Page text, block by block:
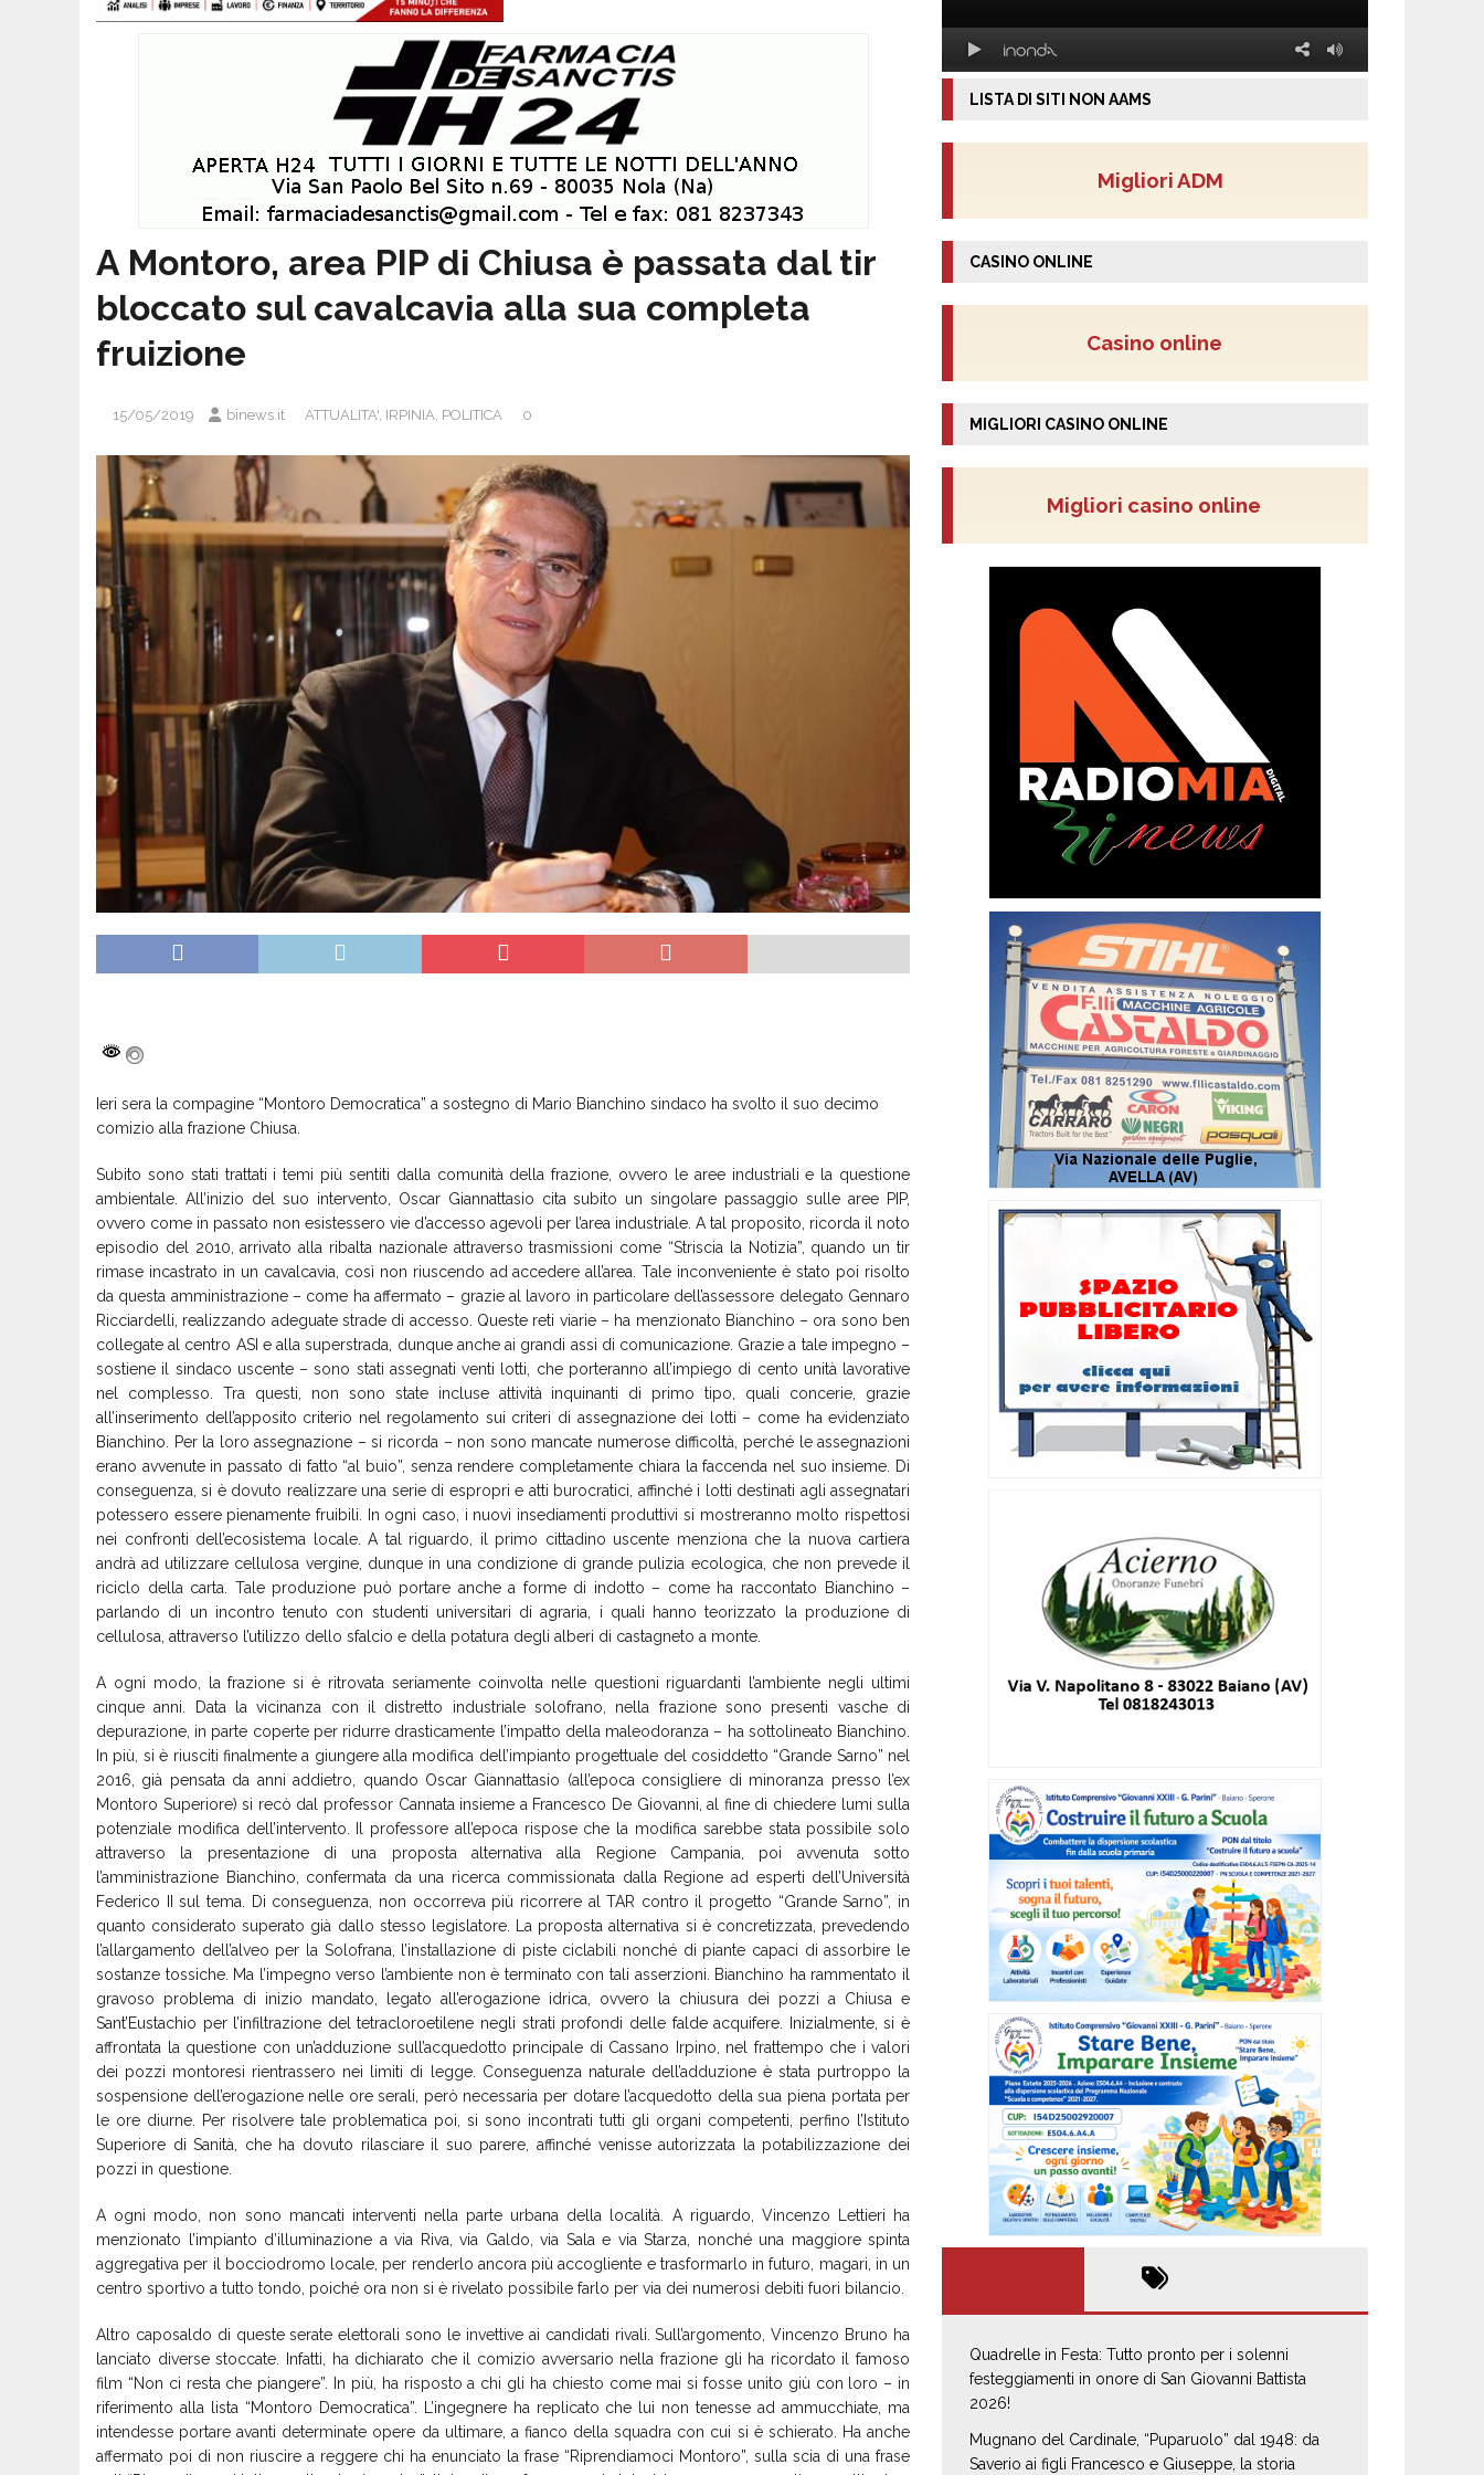
A Montoro, area PIP di Chiusa è passata dal tir
bloccato sul cavalcavia alla sua completa
fruizione
15/05/2019 binews.it ATTUALITA', IRPINIA, POLITICA 0
Ieri sera la compagine “Montoro Democratica” a sostegno di Mario Bianchino sindaco ha svolto il suo decimo
comizio alla frazione Chiusa.
Subito sono stati trattati i temi più sentiti dalla comunità della frazione, ovvero le aree industriali e la questione
ambientale. All’inizio del suo intervento, Oscar Giannattasio cita subito un singolare passaggio sulle aree PIP,
ovvero come in passato non esistessero vie d’accesso agevoli per l’area industriale. A tal proposito, ricorda il noto
episodio del 2010, arrivato alla ribalta nazionale attraverso trasmissioni come “Striscia la Notizia”, quando un tir
rimase incastrato in un cavalcavia, così non riuscendo ad accedere all’area. Tale inconveniente è stato poi risolto
da questa amministrazione – come ha affermato – grazie al lavoro in particolare dell’assessore delegato Gennaro
Ricciardelli, realizzando adeguate strade di accesso. Queste reti viarie – ha menzionato Bianchino – ora sono ben
collegate al centro ASI e alla superstrada, dunque anche ai grandi assi di comunicazione. Grazie a tale impegno –
sostiene il sindaco uscente – sono stati assegnati venti lotti, che porteranno all’impiego di cento unità lavorative
nel complesso. Tra questi, non sono state incluse attività inquinanti di primo tipo, quali concerie, grazie
all’inserimento dell’apposito criterio nel regolamento sui criteri di assegnazione dei lotti – come ha evidenziato
Bianchino. Per la loro assegnazione – si ricorda – non sono mancate numerose difficoltà, perché le assegnazioni
erano avvenute in passato di fatto “al buio”, senza rendere completamente chiara la faccenda nel suo insieme. Di
conseguenza, si è dovuto realizzare una serie di espropri e atti burocratici, affinché i lotti destinati agli assegnatari
potessero essere pienamente fruibili. In ogni caso, i nuovi insediamenti produttivi si mostreranno molto rispettosi
nei confronti dell’ecosistema locale. A tal riguardo, il primo cittadino uscente menziona che la nuova cartiera
andrà ad utilizzare cellulosa vergine, dunque in una condizione di grande pulizia ecologica, che non prevede il
riciclo della carta. Tale produzione può portare anche a forme di indotto – come ha raccontato Bianchino –
parlando di un incontro tenuto con studenti universitari di agraria, i quali hanno teorizzato la produzione di
cellulosa, attraverso l’utilizzo dello sfalcio e della potatura degli alberi di castagneto a monte.
A ogni modo, la frazione si è ritrovata seriamente coinvolta nelle questioni riguardanti l’ambiente negli ultimi
cinque anni. Data la vicinanza con il distretto industriale solofrano, nella frazione sono presenti vasche di
depurazione, in parte coperte per ridurre drasticamente l’impatto della maleodoranza – ha sottolineato Bianchino.
In più, si è riusciti finalmente a giungere alla modifica dell’impianto progettuale del cosiddetto “Grande Sarno” nel
2016, già pensata da anni addietro, quando Oscar Giannattasio (all’epoca consigliere di minoranza presso l’ex
Montoro Superiore) si recò dal professor Cannata insieme a Francesco De Giovanni, al fine di chiedere lumi sulla
potenziale modifica dell’intervento. Il professore all’epoca rispose che la modifica sarebbe stata possibile solo
attraverso la presentazione di una proposta alternativa alla Regione Campania, poi avvenuta sotto
l’amministrazione Bianchino, confermata da una ricerca commissionata dalla Regione ad esperti dell’Università
Federico II sul tema. Di conseguenza, non occorreva più ricorrere al TAR contro il progetto “Grande Sarno”, in
quanto considerato superato già dallo stesso legislatore. La proposta alternativa si è concretizzata, prevedendo
l’allargamento dell’alveo per la Solofrana, l’installazione di piste ciclabili nonché di piante capaci di assorbire le
sostanze tossiche. Ma l’impegno verso l’ambiente non è terminato con tali asserzioni. Bianchino ha rammentato il
gravoso problema di inizio mandato, legato all’erogazione idrica, ovvero la chiusura dei pozzi a Chiusa e
Sant’Eustachio per l’infiltrazione del tetracloroetilene negli strati profondi delle falde acquifere. Inizialmente, si è
affrontata la questione con un’adduzione sull’acquedotto principale di Cassano Irpino, nel frattempo che i valori
dei pozzi montoresi rientrassero nei limiti di legge. Conseguenza naturale dell’adduzione è stata purtroppo la
sospensione dell’erogazione nelle ore serali, però necessaria per dotare l’acquedotto della sua piena portata per
le ore diurne. Per risolvere tale problematica poi, si sono incontrati tutti gli organi competenti, perfino l’Istituto
Superiore di Sanità, che ha dovuto rilasciare il suo parere, affinché venisse autorizzata la potabilizzazione dei
pozzi in questione.
A ogni modo, non sono mancati interventi nella parte urbana della località. A riguardo, Vincenzo Lettieri ha
menzionato l’impianto d’illuminazione a via Riva, via Galdo, via Sala e via Starza, nonché una maggiore spinta
aggregativa per il bocciodromo locale, per renderlo ancora più accogliente e trasformarlo in futuro, magari, in un
centro sportivo a tutto tondo, poiché ora non si è rivelato possibile farlo per via dei numerosi debiti fuori bilancio.
Altro caposaldo di queste serate elettorali sono le invettive ai candidati rivali. Sull’argomento, Vincenzo Bruno ha
lanciato diverse stoccate. Infatti, ha dichiarato che il comizio avversario nella frazione gli ha ricordato il famoso
film “Non ci resta che piangere”. In più, ha risposto a chi gli ha chiesto come mai si fosse unito giù con loro – in
riferimento alla lista “Montoro Democratica”. L’ingegnere ha replicato che lui non tenesse ad ammucchiate, ma
intendesse portare avanti determinate opere da ultimare, a fianco della squadra con cui si è schierato. Ha anche
affermato poi di non riuscire a reggere chi ha enunciato la frase “Riprendiamoci Montoro”, sulla scia di una frase
LISTA DI SITI NON AAMS
Migliori ADM
CASINO ONLINE
Casino online
MIGLIORI CASINO ONLINE
Migliori casino online
Quadrelle in Festa: Tutto pronto per i solenni
festeggiamenti in onore di San Giovanni Battista
2026!
Mugnano del Cardinale, “Puparuolo” dal 1948: da
Saverio ai figli Francesco e Giuseppe, la storia